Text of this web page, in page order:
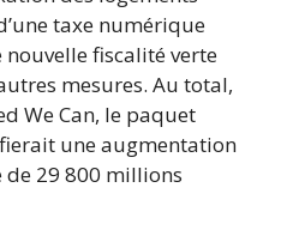
taxe numérique
nouvelle fiscalité verte
mesures. Au total,
We Can, le paquet
une augmentation
29 800 millions